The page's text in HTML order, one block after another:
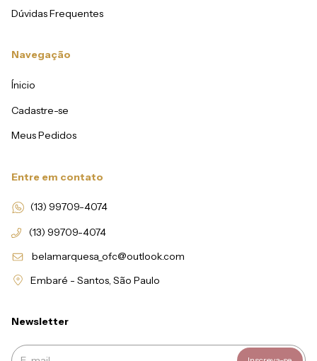
Dúvidas Frequentes
Navegação
Ínicio
Cadastre-se
Meus Pedidos
Entre em contato
(13) 99709-4074
(13) 99709-4074
belamarquesa_ofc@outlook.com
Embaré - Santos, São Paulo
Newsletter